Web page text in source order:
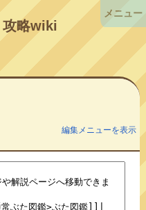
略wiki
編集メニューを表示
メニュー